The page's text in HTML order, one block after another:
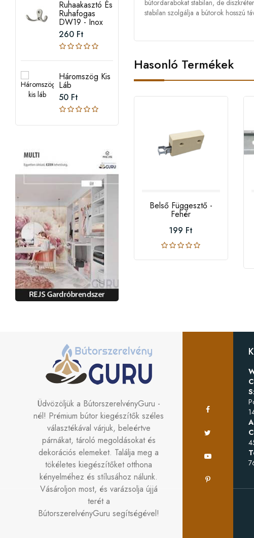
Ruhaakasztó És
Ruhafogas
DW19 - Inox
260 Ft
Háromszög Kis
Láb
50 Ft
bútordarabokat stabilan, de
stabilan szolgálja a bútorok hosszú
Hasonló Termékek
Belső Függesztő -
Fehér
199 Ft
Üdvözöljük a BútorszerelvényGuru -
nél! Prémium bútor kiegészítők széles
választékával várjuk, beleértve
párnákat, tároló megoldásokat és
dekorációs elemeket. Találja meg a
tökéletes kiegészítőket otthona
kényelméhez és stílusához nálunk.
Vásároljon most, és varázsolja újjá
terét a
BútorszerelvényGuru segítségével!